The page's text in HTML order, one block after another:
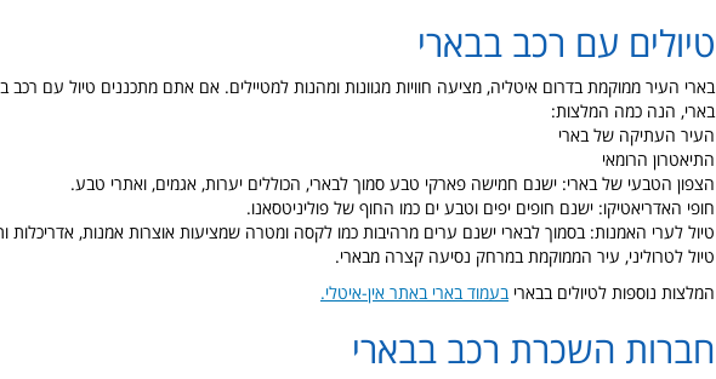
טיולים עם רכב בבארי
בארי העיר ממוקמת בדרום איטליה, מציעה חוויות מגוונות ומהנות למטיילים. אם אתם מתכננים טיול עם רכב
בארי, הנה כמה המלצות:
העיר העתיקה של בארי
התיאטרון הרומאי
הצפון הטבעי של בארי: ישנם חמישה פארקי טבע סמוך לבארי, הכוללים יערות, אגמים, ואתרי טבע.
חופי האדריאטיקו: ישנם חופים יפים וטבע ים כמו החוף של פוליניטסאנו.
טיול לערי האמנות: בסמוך לבארי ישנם ערים מרהיבות כמו לקסה ומטרה שמציעות אוצרות אמנות, אדריכלות
טיול לטרוליני, עיר הממוקמת במרחק נסיעה קצרה מבארי.
המלצות נוספות לטיולים בבאריבעמוד בארי באתר אין-איטלי.
חברות השכרת רכב בבארי